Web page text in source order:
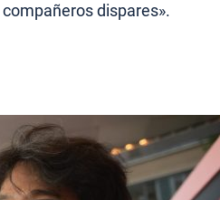
compañeros dispares».